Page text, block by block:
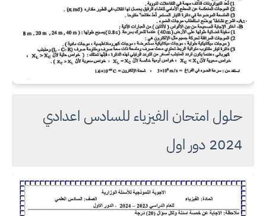
حلول امتحان الفيزياء للسادس اعدادي
2024 دور اول